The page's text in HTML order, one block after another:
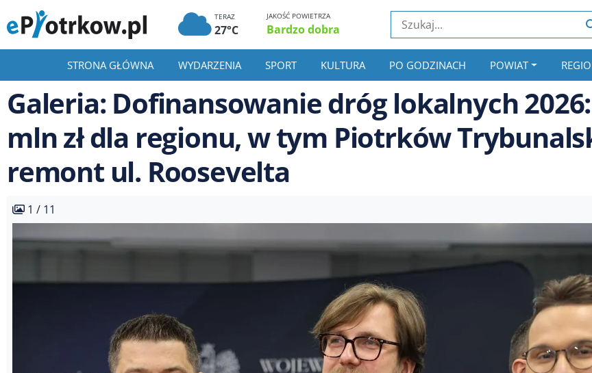
TERAZ
27°C
JAKOŚĆ POWIETRZA
Bardzo dobra
STRONA GŁÓWNA WYDARZENIA SPORT KULTURA PO GODZINACH POWIAT
Galeria: Dofinansowanie dróg lokalnych
mln zł dla regionu, w tym Piotrków
remont ul. Roosevelta
1 / 11